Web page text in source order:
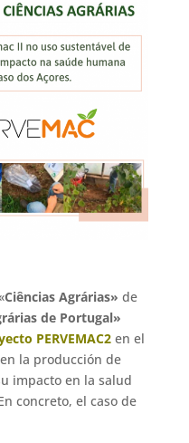
Ciências Agrárias» de
de Portugal»
PERVEMAC2 en el
la producción de
impacto en la salud
concreto, el caso de